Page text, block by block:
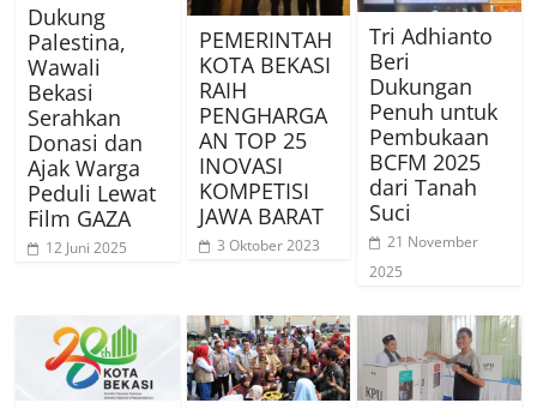
Dukung
Palestina,
Wawali
Bekasi
Serahkan
Donasi dan
Ajak Warga
Peduli Lewat
Film GAZA
12 Juni 2025
PEMERINTAH
KOTA BEKASI
RAIH
PENGHARGA
AN TOP 25
INOVASI
KOMPETISI
JAWA BARAT
3 Oktober 2023
Tri Adhianto
Beri
Dukungan
Penuh untuk
Pembukaan
BCFM 2025
dari Tanah
Suci
21 November
2025